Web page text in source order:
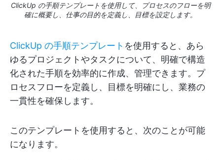
ClickUp の手順テンプレートを使用して、プロセスのフローを明
確に概要し、仕事の目的を定義し、目標を設定します。
ClickUp の手順テンプレート を使用すると、あら
ゆるプロジェクトやタスクについて、明確で構造
化された手順を効率的に作成、管理できます。プ
ロセスフローを定義し、目標を明確にし、業務の
一貫性を確保します。
このテンプレートを使用すると、次のことが可能
になります。